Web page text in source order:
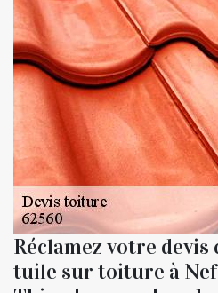
Réclamez votre devis
tuile sur toiture à